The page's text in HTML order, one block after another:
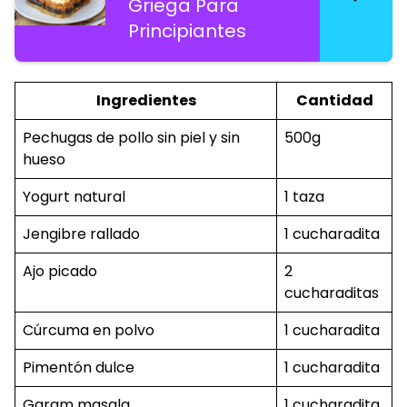
Griega Para
Principiantes
Ingredientes
Cantidad
Pechugas de pollo sin piel y sin
hueso
500g
Yogurt natural
1 taza
Jengibre rallado
1 cucharadita
Ajo picado
2
cucharaditas
Cúrcuma en polvo
1 cucharadita
Pimentón dulce
1 cucharadita